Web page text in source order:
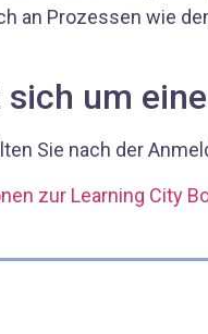
an Prozessen wie
sich um
Sie nach der
zur Learning City